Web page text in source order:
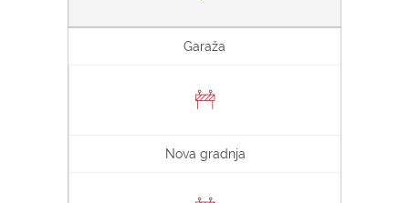
Garaža
Nova gradnja